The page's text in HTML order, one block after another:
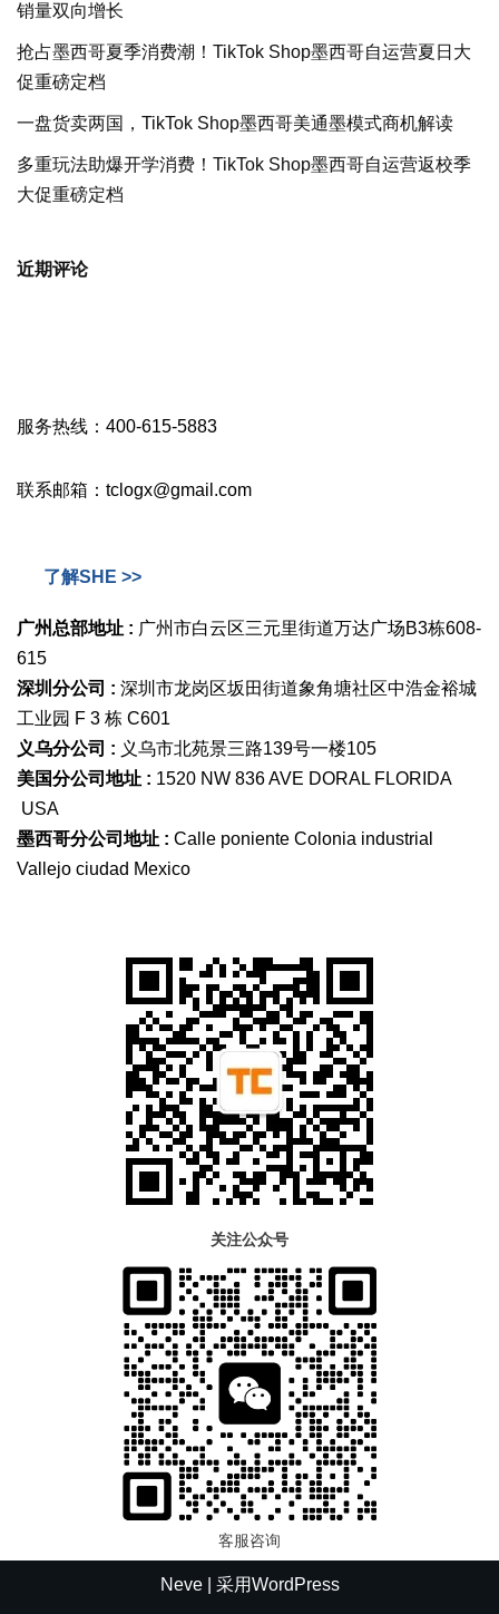
销量双向增长
抢占墨西哥夏季消费潮！TikTok Shop墨西哥自运营夏日大
促重磅定档
一盘货卖两国，TikTok Shop墨西哥美通墨模式商机解读
多重玩法助爆开学消费！TikTok Shop墨西哥自运营返校季
大促重磅定档
近期评论
服务热线：400-615-5883
联系邮箱：tclogx@gmail.com
了解SHE >>
广州总部地址 : 广州市白云区三元里街道万达广场B3栋608-
615
深圳分公司 : 深圳市龙岗区坂田街道象角塘社区中浩金裕城
工业园 F 3 栋 C601
义乌分公司 : 义乌市北苑景三路139号一楼105
美国分公司地址 : 1520 NW 836 AVE DORAL FLORIDA
USA
墨西哥分公司地址 : Calle poniente Colonia industrial
Vallejo ciudad Mexico
关注公众号
客服咨询
Neve| 采用WordPress